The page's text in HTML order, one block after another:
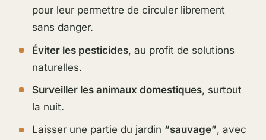
pour leur permettre de circuler librement
sans danger.
Éviter les pesticides, au profit de solutions
naturelles.
Surveiller les animaux domestiques, surtout
la nuit.
Laisser une partie du jardin “sauvage”, avec